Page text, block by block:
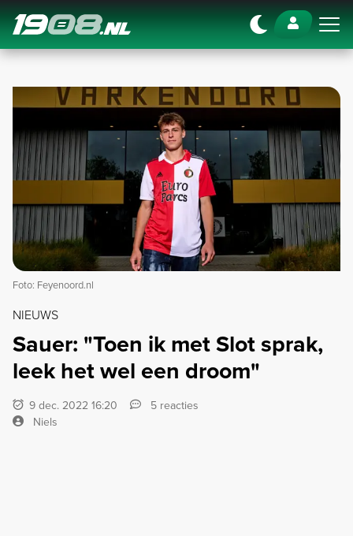
Navigation
Foto: Feyenoord.nl
NIEUWS
Sauer: "Toen ik met Slot sprak,
leek het wel een droom"
9 dec. 2022 16:20
5 reacties
Niels